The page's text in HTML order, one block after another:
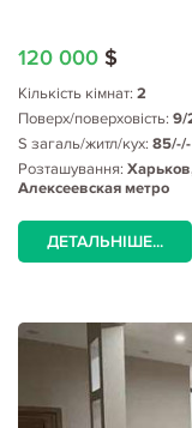
120 000 $
Кількість кімнат: 2
Поверх/поверховість: 9/
S загаль/житл/кух: 85/-/-
Розташування:
Алексеевская метро
ДЕТАЛЬНІШЕ...